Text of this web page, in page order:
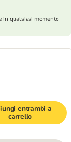
in qualsiasi momento
entrambi a
carrello